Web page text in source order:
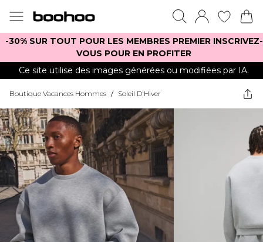
-30% SUR TOUT POUR LES MEMBRES PREMIER INSCRIVEZ-
VOUS POUR EN PROFITER
Ce site utilise des images générées ou modifiées par IA.
Boutique Vacances Hommes / Soleil D'Hiver